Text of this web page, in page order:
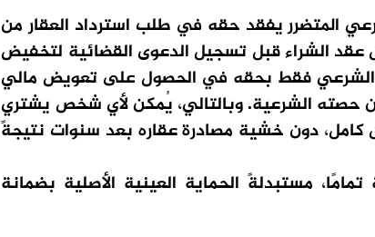
المتضرر يفقد حقه في طلب استرداد العقار من
عقد الشراء قبل تسجيل الدعوى القضائية لتخفيض
الشرعي فقط بحقه في الحصول على تعويض مالي
حصته الشرعية. وبالتالي، يُمكن لأي شخص يشتري
كامل، دون خشية مصادرة عقاره بعد سنوات نتيجةً
مستبدلةً الحماية العينية الأصلية بضمانة